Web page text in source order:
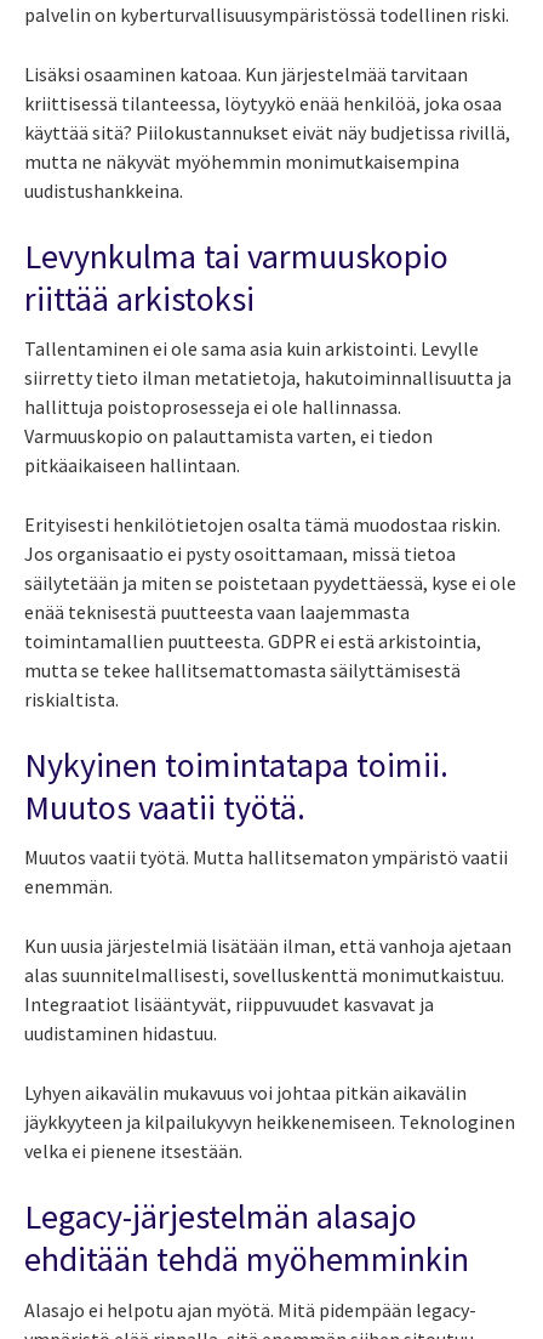
palvelin on kyberturvallisuusympäristössä todellinen riski.
Lisäksi osaaminen katoaa. Kun järjestelmää tarvitaan
kriittisessä tilanteessa, löytyykö enää henkilöä, joka osaa
käyttää sitä? Piilokustannukset eivät näy budjetissa rivillä,
mutta ne näkyvät myöhemmin monimutkaisempina
uudistushankkeina.
Levynkulma tai varmuuskopio
riittää arkistoksi
Tallentaminen ei ole sama asia kuin arkistointi. Levylle
siirretty tieto ilman metatietoja, hakutoiminnallisuutta ja
hallittuja poistoprosesseja ei ole hallinnassa.
Varmuuskopio on palauttamista varten, ei tiedon
pitkäaikaiseen hallintaan.
Erityisesti henkilötietojen osalta tämä muodostaa riskin.
Jos organisaatio ei pysty osoittamaan, missä tietoa
säilytetään ja miten se poistetaan pyydettäessä, kyse ei ole
enää teknisestä puutteesta vaan laajemmasta
toimintamallien puutteesta. GDPR ei estä arkistointia,
mutta se tekee hallitsemattomasta säilyttämisestä
riskialtista.
Nykyinen toimintatapa toimii.
Muutos vaatii työtä.
Muutos vaatii työtä. Mutta hallitsematon ympäristö vaatii
enemmän.
Kun uusia järjestelmiä lisätään ilman, että vanhoja ajetaan
alas suunnitelmallisesti, sovelluskenttä monimutkaistuu.
Integraatiot lisääntyvät, riippuvuudet kasvavat ja
uudistaminen hidastuu.
Lyhyen aikavälin mukavuus voi johtaa pitkän aikavälin
jäykkyyteen ja kilpailukyvyn heikkenemiseen. Teknologinen
velka ei pienene itsestään.
Legacy-järjestelmän alasajo
ehditään tehdä myöhemminkin
Alasajo ei helpotu ajan myötä. Mitä pidempään legacy-